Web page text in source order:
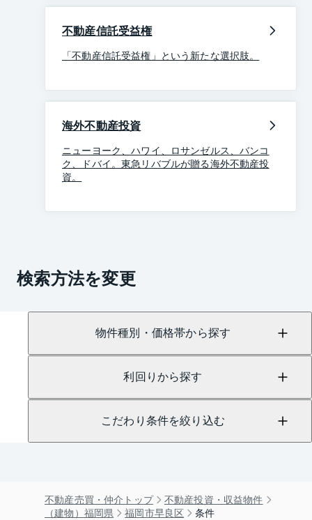
不動産信託受益権
「不動産信託受益権」という新たな選択肢。
海外不動産投資
ニューヨーク、ハワイ、ロサンゼルス、バンコ
ク、ドバイ。東急リバブルが贈る海外不動産投
資。
検索方法を変更
物件種別・価格帯から探す
利回りから探す
こだわり条件を絞り込む
不動産売買・仲介トップ
不動産投資・収益物件
（建物）福岡県
福岡市早良区 条件